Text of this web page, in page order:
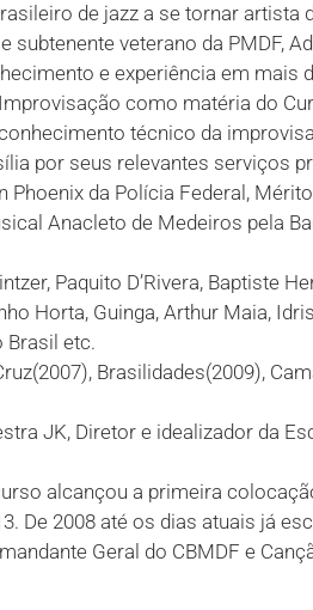
de jazz a se tornar artista
veterano da PMDF,
e experiência em
como matéria do
técnico da
por seus relevantes serviços
da Polícia Federal,
Anacleto de Medeiros pela
Paquito D’Rivera, Baptiste
Horta, Guinga, Arthur Maia,
Brasil etc.
Brasilidades(2009),
JK, Diretor e idealizador da
alcançou a primeira
De 2008 até os dias atuais já
Geral do CBMDF e